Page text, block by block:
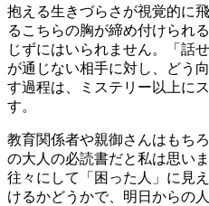
抱える生きづらさが視覚的に
るこちらの胸が締め付けられ
じずにはいられません。「話
が通じない相手に対し、どう
す過程は、ミステリー以上に
す。
教育関係者や親御さんはもち
の大人の必読書だと私は思い
往々にして「困った人」に見
けるかどうかで、明日からの